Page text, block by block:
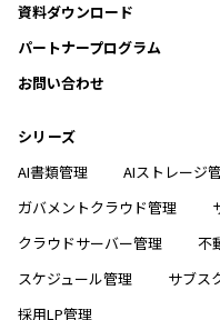
資料ダウンロード
パートナープログラム
お問い合わせ
シリーズ
AI書類管理
AIストレージ
ガバメントクラウド管理
クラウドサーバー管理
不
スケジュール管理
サブス
採用LP管理